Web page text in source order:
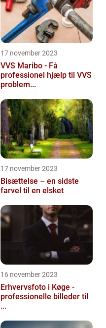
17 november 2023
VVS Maribo - Få
professionel hjælp til VVS
problem...
17 november 2023
Bisættelse – en sidste
farvel til en elsket
16 november 2023
Erhvervsfoto i Køge -
professionelle billeder til
...